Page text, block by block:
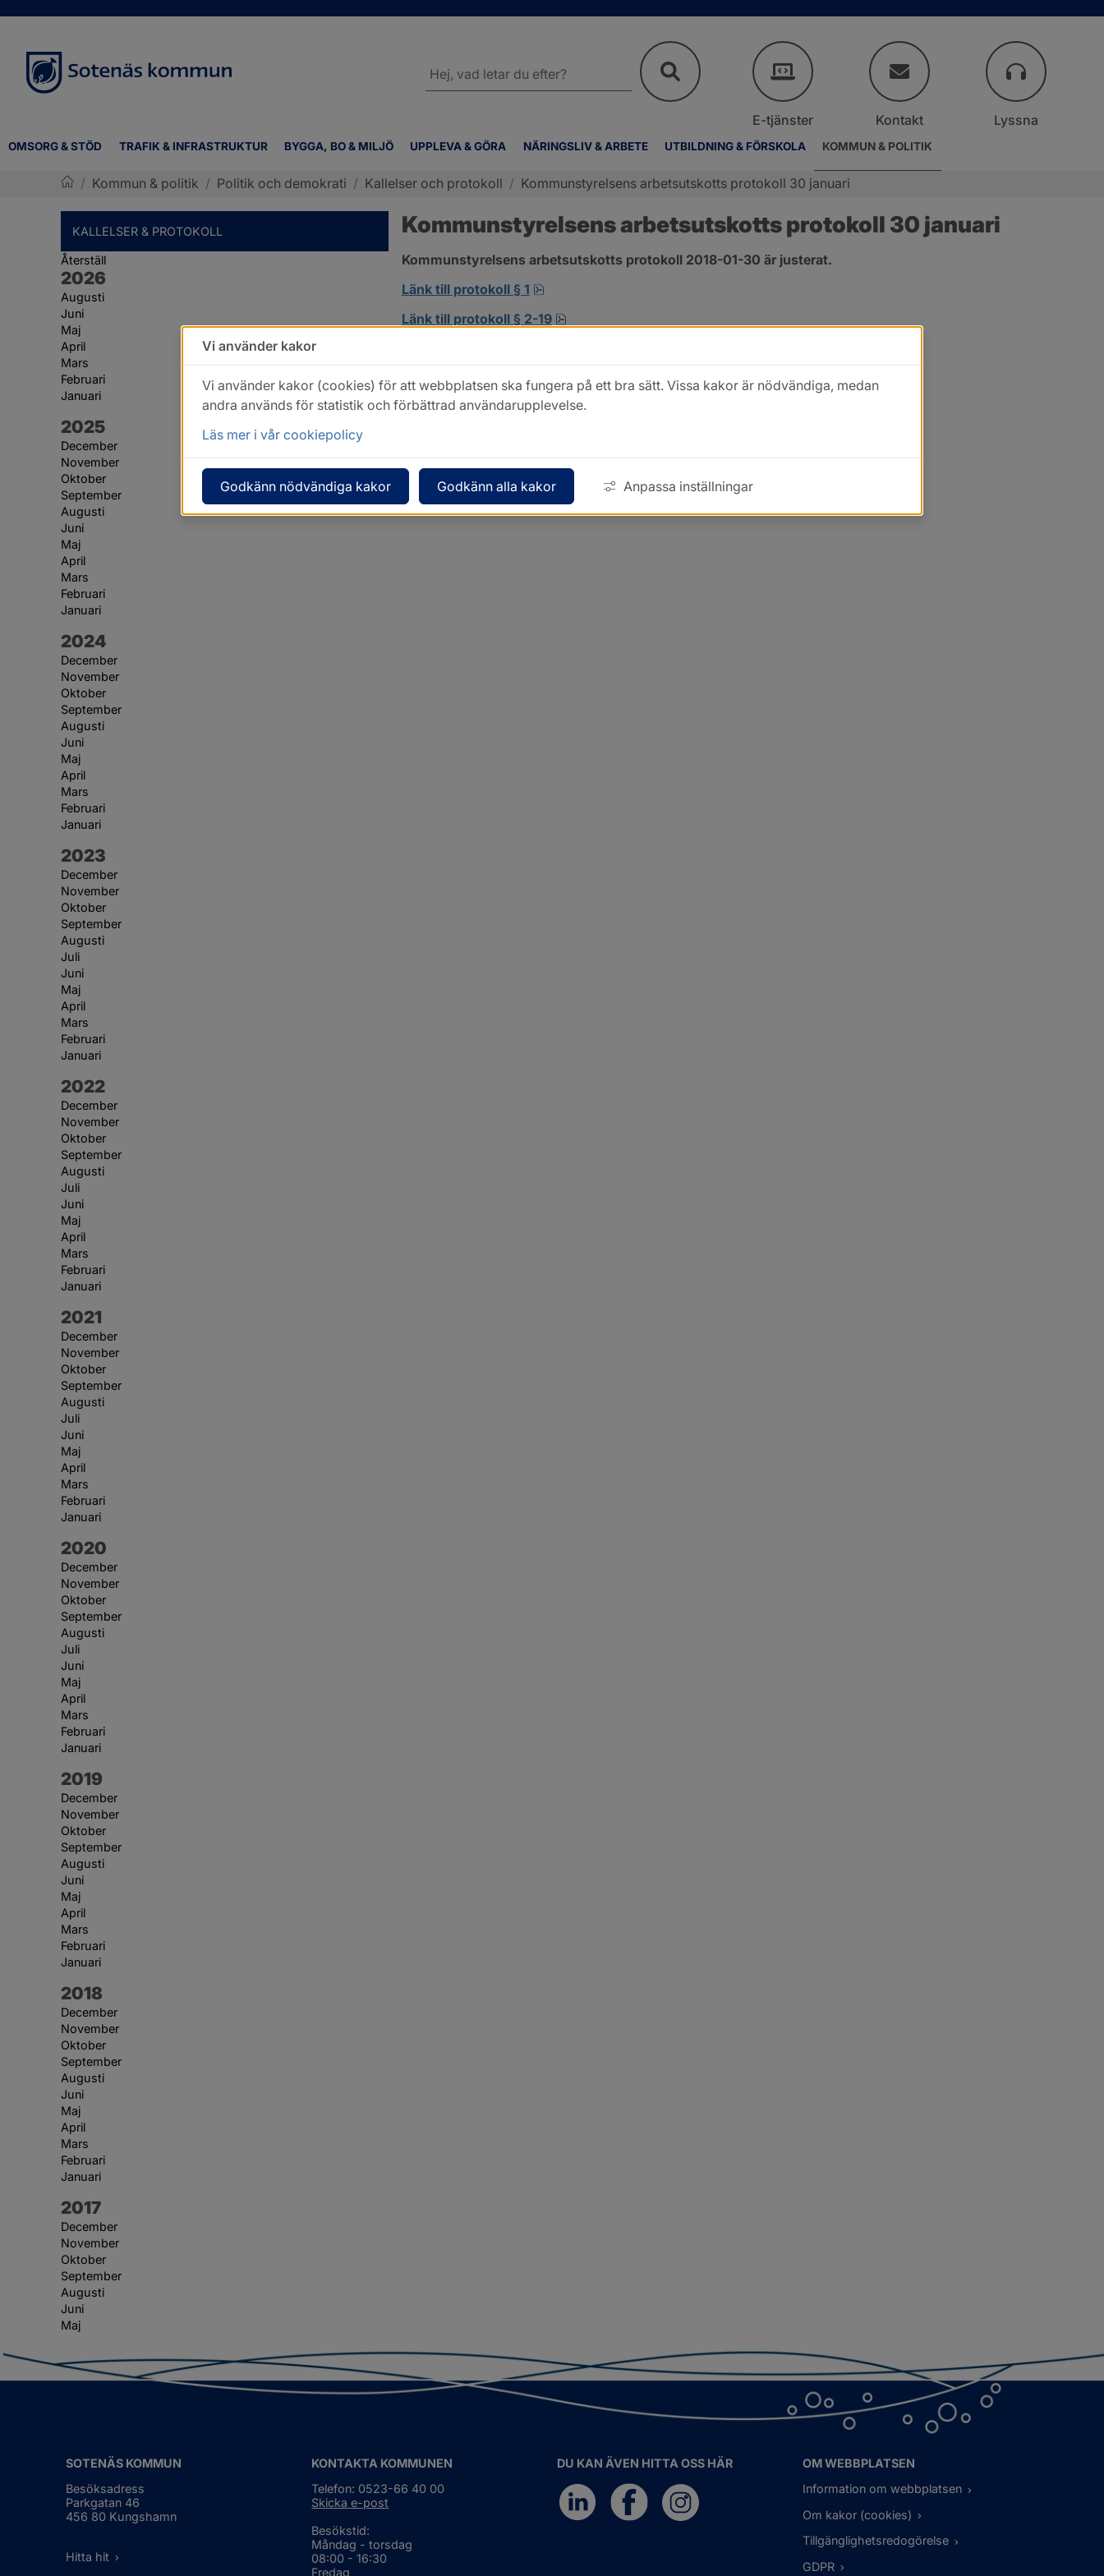
OMSORG & STÖD TRAFIK & INFRASTRUKTUR BYGGA, BO & MILJÖ UPPLEVA & GÖRA NÄRINGSLIV & ARBETE UTBILDNING & FÖRSKOLA KOMMUN & POLITIK
webbplatsen
E-tjänster Kontakt Lyssna
/ Kommun & politik / Politik och demokrati / Kallelser och protokoll / Kommunstyrelsens arbetsutskotts protokoll 30 januari
KALLELSER & PROTOKOLL
Återställ
År:
2026
Augusti
Juni
Maj
April
Mars
Februari
Januari
År:
2025
December
November
Oktober
September
Augusti
Juni
Maj
April
Mars
Februari
Januari
År:
2024
December
November
Oktober
September
Augusti
Juni
Maj
April
Mars
Februari
Januari
År:
2023
December
November
Oktober
September
Augusti
Juli
Juni
Maj
April
Mars
Februari
Januari
År:
2022
December
November
Oktober
September
Augusti
Juli
Juni
Maj
April
Mars
Februari
Januari
År:
2021
December
November
Oktober
September
Augusti
Juli
Juni
Maj
April
Mars
Februari
Januari
År:
2020
December
November
Oktober
September
Augusti
Juli
Juni
Maj
April
Mars
Februari
Januari
År:
2019
December
November
Oktober
September
Augusti
Juni
Maj
April
Mars
Februari
Januari
År:
2018
December
November
Oktober
September
Augusti
Juni
Maj
April
Mars
Februari
Januari
År:
2017
December
November
Oktober
September
Augusti
Juni
Maj
Kommunstyrelsens arbetsutskotts protokoll 30 januari
Kommunstyrelsens arbetsutskotts protokoll 2018-01-30 är justerat.
Länk till protokoll § 1
pdf, 138.3 kB, öppnas i nytt fönster.
Länk till protokoll § 2-19
pdf, 302.8 kB, öppnas i nytt fönster.
SOTENÄS KOMMUN
Besöksadress
Parkgatan 46
456 80 Kungshamn
Hitta hit
KONTAKTA KOMMUNEN
Telefon: 0523-66 40 00
Skicka e-post
Besökstid:
Måndag - torsdag
08:00 - 16:30
Fredag
DU KAN ÄVEN HITTA OSS HÄR
OM WEBBPLATSEN
Information om webbplatsen
Om kakor (cookies)
Tillgänglighetsredogörelse
GDPR
Vi använder kakor
Vi använder kakor (cookies) för att webbplatsen ska fungera på ett bra sätt. Vissa kakor är nödvändiga, medan
andra används för statistik och förbättrad användarupplevelse.
Läs mer i vår cookiepolicy
Godkänn nödvändiga kakor Godkänn alla kakor Anpassa inställningar